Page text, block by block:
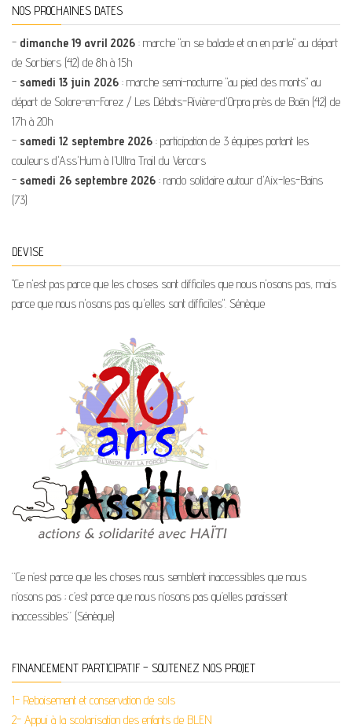
NOS PROCHAINES DATES
- dimanche 19 avril 2026 : marche "on se balade et on en parle" au départ
de Sorbiers (42) de 8h à 15h
- samedi 13 juin 2026 : marche semi-nocturne "au pied des monts" au
départ de Solore-en-Forez / Les Débats-Rivière-d'Orpra près de Boën (42) de
17h à 20h
- samedi 12 septembre 2026 : participation de 3 équipes portant les
couleurs d'Ass'Hum à l'Ultra Trail du Vercors
- samedi 26 septembre 2026 : rando solidaire autour d'Aix-les-Bains
(73)
DEVISE
"Ce n'est pas parce que les choses sont difficiles que nous n'osons pas, mais
parce que nous n'osons pas qu'elles sont difficiles". Sénèque
“Ce n’est parce que les choses nous semblent inaccessibles que nous
n’osons pas ; c’est parce que nous n’osons pas qu’elles paraissent
inaccessibles” (Sénèque)
FINANCEMENT PARTICIPATIF – SOUTENEZ NOS PROJET
1- Reboisement et conservation de sols
2- Appui à la scolarisation des enfants de BLEN